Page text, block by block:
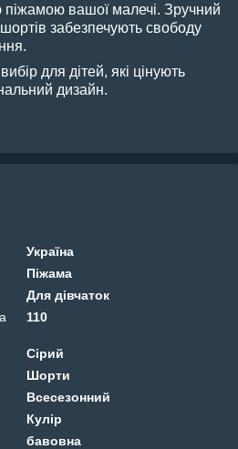
вашої малечі. Зручний
забезпечують свободу
для дітей, які цінують
дизайн.
Україна
Піжама
Для дівчаток
110
Сірий
Шорти
Всесезонний
Кулір
бавовна